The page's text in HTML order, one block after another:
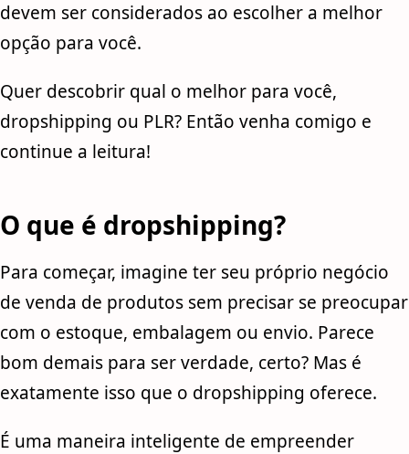
devem ser considerados ao escolher a melhor
opção para você.
Quer descobrir qual o melhor para você,
dropshipping ou PLR? Então venha comigo e
continue a leitura!
O que é dropshipping?
Para começar, imagine ter seu próprio negócio
de venda de produtos sem precisar se preocupar
com o estoque, embalagem ou envio. Parece
bom demais para ser verdade, certo? Mas é
exatamente isso que o dropshipping oferece.
É uma maneira inteligente de empreender